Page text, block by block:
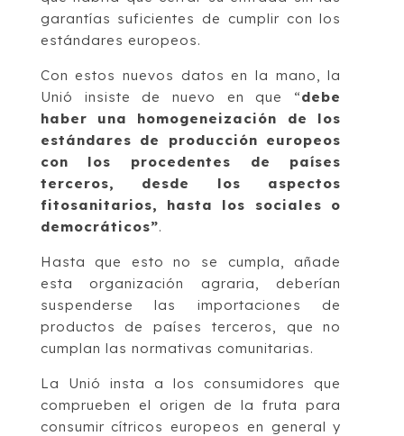
garantías suficientes de cumplir con los
estándares europeos.
Con estos nuevos datos en la mano, la
Unió insiste de nuevo en que “debe
haber una homogeneización de los
estándares de producción europeos
con los procedentes de países
terceros, desde los aspectos
fitosanitarios, hasta los sociales o
democráticos”.
Hasta que esto no se cumpla, añade
esta organización agraria, deberían
suspenderse las importaciones de
productos de países terceros, que no
cumplan las normativas comunitarias.
La Unió insta a los consumidores que
comprueben el origen de la fruta para
consumir cítricos europeos en general y